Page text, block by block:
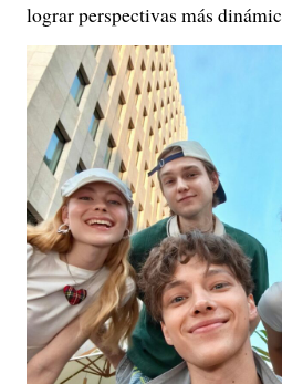
lograr perspectivas más